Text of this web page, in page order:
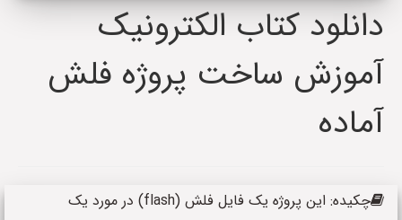
دانلود کتاب الکترونیک
آموزش ساخت پروژه فلش
آماده
چکیده: این پروژه یک فایل فلش (flash) در مورد یک